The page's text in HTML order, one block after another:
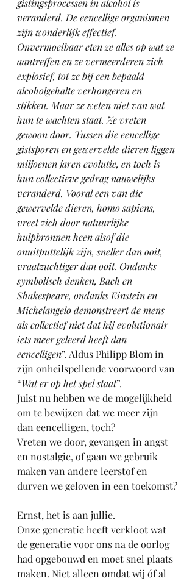
gistingsprocessen in alcohol is
veranderd. De eencellige organismen
zijn wonderlijk effectief.
Onvermoeibaar eten ze alles op wat ze
aantreffen en ze vermeerderen zich
explosief, tot ze bij een bepaald
alcoholgehalte verhongeren en
stikken. Maar ze weten niet van wat
hun te wachten staat. Ze vreten
gewoon door. Tussen die eencellige
gistsporen en gewervelde dieren liggen
miljoenen jaren evolutie, en toch is
hun collectieve gedrag nauwelijks
veranderd. Vooral een van die
gewervelde dieren, homo sapiens,
vreet zich door natuurlijke
hulpbronnen heen alsof die
onuitputtelijk zijn, sneller dan ooit,
vraatzuchtiger dan ooit. Ondanks
symbolisch denken, Bach en
Shakespeare, ondanks Einstein en
Michelangelo demonstreert de mens
als collectief niet dat hij evolutionair
iets meer geleerd heeft dan
eencelligen”. Aldus Philipp Blom in
zijn onheilspellende voorwoord van
“Wat er op het spel staat”.
Juist nu hebben we de mogelijkheid
om te bewijzen dat we meer zijn
dan eencelligen, toch?
Vreten we door, gevangen in angst
en nostalgie, of gaan we gebruik
maken van andere leerstof en
durven we geloven in een toekomst?
Ernst, het is aan jullie.
Onze generatie heeft verkloot wat
de generatie voor ons na de oorlog
had opgebouwd en moet snel plaats
maken. Niet alleen omdat wij óf al